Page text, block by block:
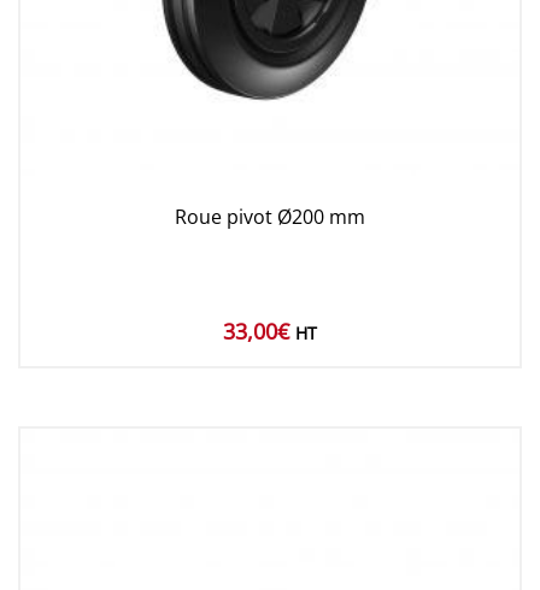
Roue pivot Ø200 mm
33,00€ HT